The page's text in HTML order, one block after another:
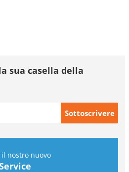
sua casella della
il nostro nuovo